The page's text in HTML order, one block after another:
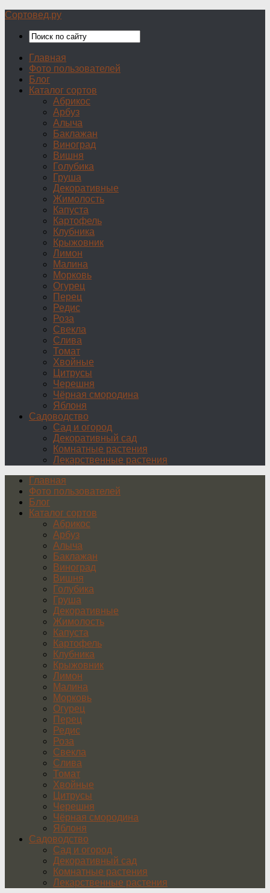
Сортовед.ру
Главная
Фото пользователей
Блог
Каталог сортов
Абрикос
Арбуз
Алыча
Баклажан
Виноград
Вишня
Голубика
Груша
Декоративные
Жимолость
Капуста
Картофель
Клубника
Крыжовник
Лимон
Малина
Морковь
Огурец
Перец
Редис
Роза
Свекла
Слива
Томат
Хвойные
Цитрусы
Черешня
Чёрная смородина
Яблоня
Садоводство
Сад и огород
Декоративный сад
Комнатные растения
Лекарственные растения
Главная
Фото пользователей
Блог
Каталог сортов
Абрикос
Арбуз
Алыча
Баклажан
Виноград
Вишня
Голубика
Груша
Декоративные
Жимолость
Капуста
Картофель
Клубника
Крыжовник
Лимон
Малина
Морковь
Огурец
Перец
Редис
Роза
Свекла
Слива
Томат
Хвойные
Цитрусы
Черешня
Чёрная смородина
Яблоня
Садоводство
Сад и огород
Декоративный сад
Комнатные растения
Лекарственные растения